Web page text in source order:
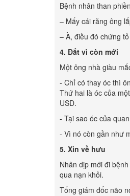
Bệnh nhân than
– Mấy cái răng ông
– À, điều đó chứng
4. Đắt vì còn mới
Một ông nhà giàu
- Chỉ có thay óc thì
Thứ hai là óc của
USD.
- Tại sao óc của
- Vì nó còn gần như
5. Xin về hưu
Nhân dịp mới đi
qua nạn khỏi.
Tổng giám đốc não